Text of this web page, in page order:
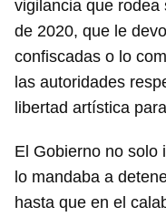
Guardar como
Para poder guardar
vigilancia que
de 2020, que le
confiscadas o lo
las autoridades
libertad artística
El Gobierno no solo
lo mandaba a
hasta que en el